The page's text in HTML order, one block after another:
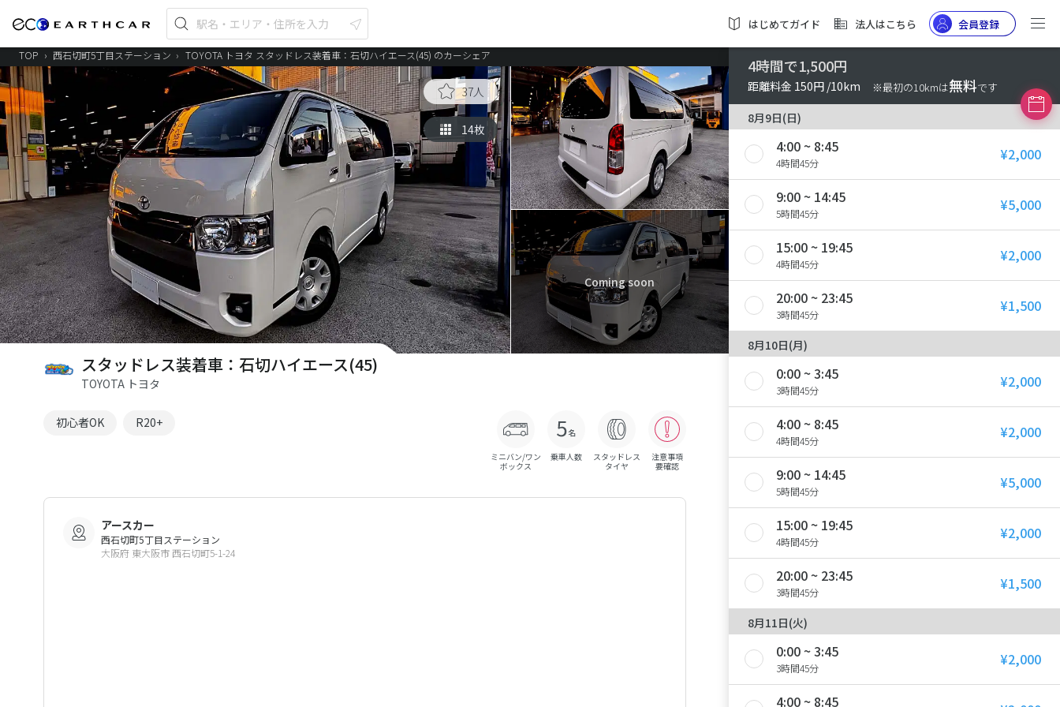
はじめてガイド 法人はこちら 会員登録
TOP › 西石切町5丁目ステーション › TOYOTA トヨタ スタッドレス装着車：石切ハイエース(45) のカーシェア
37人
14枚
Coming soon
スタッドレス装着車：石切ハイエース(45)
TOYOTA トヨタ
初心者OK R20+
ミニバン/ワン
ボックス
乗車人数
スタッドレス
タイヤ
注意事項
要確認
アースカー
西石切町5丁目ステーション
大阪府 東大阪市 西石切町5-1-24
4時間で1,500円
距離料金 150円 /10km ※最初の10kmは無料です
8月9日(日)
4:00 ~ 8:45
4時間45分 ¥2,000
9:00 ~ 14:45
5時間45分 ¥5,000
15:00 ~ 19:45
4時間45分 ¥2,000
20:00 ~ 23:45
3時間45分 ¥1,500
8月10日(月)
0:00 ~ 3:45
3時間45分 ¥2,000
4:00 ~ 8:45
4時間45分 ¥2,000
9:00 ~ 14:45
5時間45分 ¥5,000
15:00 ~ 19:45
4時間45分 ¥2,000
20:00 ~ 23:45
3時間45分 ¥1,500
8月11日(火)
0:00 ~ 3:45
3時間45分 ¥2,000
4:00 ~ 8:45